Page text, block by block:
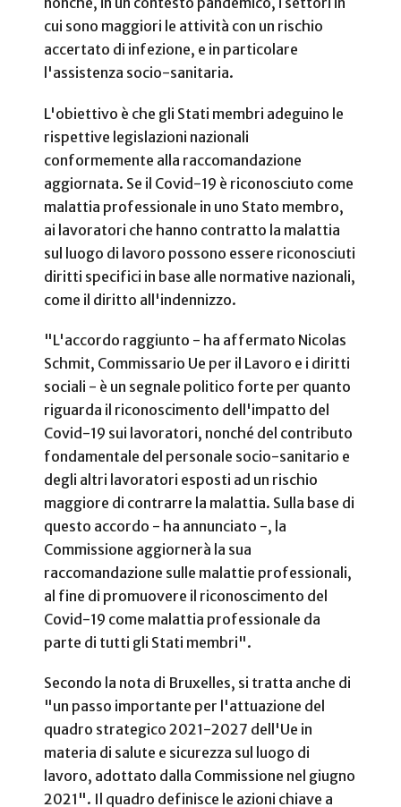
cui sono maggiori le attività con un rischio
accertato di infezione, e in particolare
l'assistenza socio-sanitaria.
L'obiettivo è che gli Stati membri adeguino le
rispettive legislazioni nazionali
conformemente alla raccomandazione
aggiornata. Se il Covid-19 è riconosciuto come
malattia professionale in uno Stato membro,
ai lavoratori che hanno contratto la malattia
sul luogo di lavoro possono essere riconosciuti
diritti specifici in base alle normative nazionali,
come il diritto all'indennizzo.
"L'accordo raggiunto - ha affermato Nicolas
Schmit, Commissario Ue per il Lavoro e i diritti
sociali - è un segnale politico forte per quanto
riguarda il riconoscimento dell'impatto del
Covid-19 sui lavoratori, nonché del contributo
fondamentale del personale socio-sanitario e
degli altri lavoratori esposti ad un rischio
maggiore di contrarre la malattia. Sulla base di
questo accordo - ha annunciato -, la
Commissione aggiornerà la sua
raccomandazione sulle malattie professionali,
al fine di promuovere il riconoscimento del
Covid-19 come malattia professionale da
parte di tutti gli Stati membri".
Secondo la nota di Bruxelles, si tratta anche di
"un passo importante per l'attuazione del
quadro strategico 2021-2027 dell'Ue in
materia di salute e sicurezza sul luogo di
lavoro, adottato dalla Commissione nel giugno
2021". Il quadro definisce le azioni chiave a